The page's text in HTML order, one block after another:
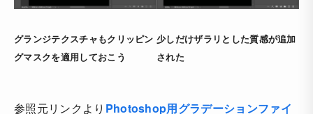
グランジテクスチャもクリッピン
グマスクを適用しておこう
少しだけザラリとした質感が追加
された
参照元リンクより Photoshop用グラデーションファイ